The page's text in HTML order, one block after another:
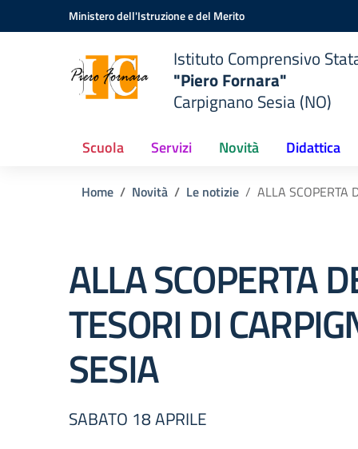
Vai ai contenuti
Vai al menu di navigazioneMinistero dell'Istruzione e del Merito
Istituto Comprensivo
"Piero Fornara"
Carpignano Sesia (NO)
Scuola Servizi Novità Didattica
Home Novità Le notizie ALLA SCOPERTA
ALLA SCOPERTA
TESORI DI
SESIA
SABATO 18 APRILE